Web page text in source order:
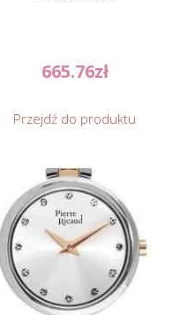
665.76zł
Przejdź do produktu